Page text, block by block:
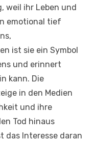
weil ihr Leben und
emotional tief
ist sie ein Symbol
und erinnert
kann. Die
in den Medien
und ihre
Tod hinaus
das Interesse daran